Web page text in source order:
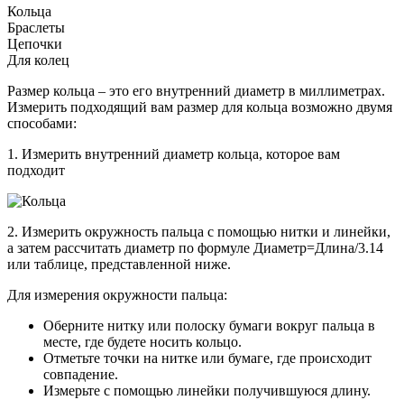
Кольца
Браслеты
Цепочки
Для колец
Размер кольца – это его внутренний диаметр в миллиметрах.
Измерить подходящий вам размер для кольца возможно двумя
способами:
1. Измерить внутренний диаметр кольца, которое вам
подходит
2. Измерить окружность пальца с помощью нитки и линейки,
а затем рассчитать диаметр по формуле Диаметр=Длина/3.14
или таблице, представленной ниже.
Для измерения окружности пальца:
Оберните нитку или полоску бумаги вокруг пальца в
месте, где будете носить кольцо.
Отметьте точки на нитке или бумаге, где происходит
совпадение.
Измерьте с помощью линейки получившуюся длину.